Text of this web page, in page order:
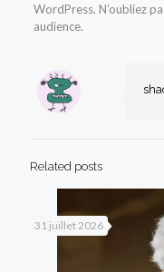
WordPress. N’oubliez
audience.
Related posts
31 juillet 2026